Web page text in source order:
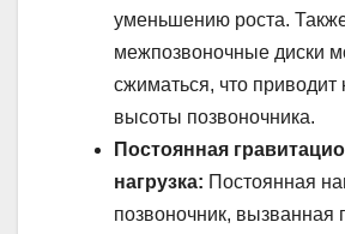
уменьшению роста.
межпозвоночные диски
сжиматься, что
высоты позвоночника.
Постоянная
нагрузка: Постоянная
позвоночник, вызванная